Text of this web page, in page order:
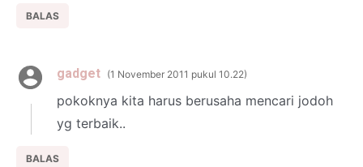
BALAS
gadget 1 November 2011 pukul 10.22
pokoknya kita harus berusaha mencari jodoh
yg terbaik..
BALAS